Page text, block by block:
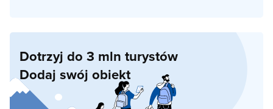
Dotrzyj do 3 mln turystów
Dodaj swój obiekt